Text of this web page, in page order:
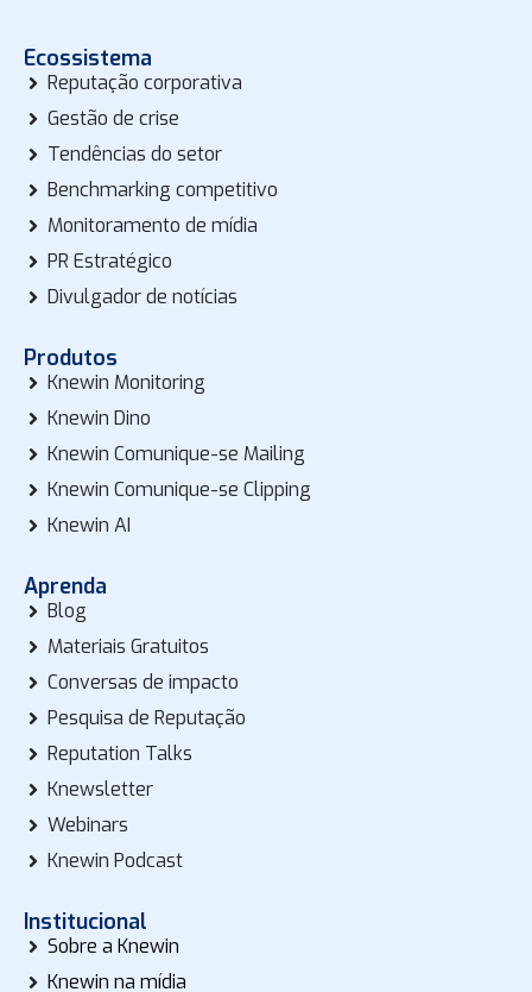
Ecossistema
Reputação corporativa
Gestão de crise
Tendências do setor
Benchmarking competitivo
Monitoramento de mídia
PR Estratégico
Divulgador de notícias
Produtos
Knewin Monitoring
Knewin Dino
Knewin Comunique-se Mailing
Knewin Comunique-se Clipping
Knewin AI
Aprenda
Blog
Materiais Gratuitos
Conversas de impacto
Pesquisa de Reputação
Reputation Talks
Knewsletter
Webinars
Knewin Podcast
Institucional
Sobre a Knewin
Knewin na mídia